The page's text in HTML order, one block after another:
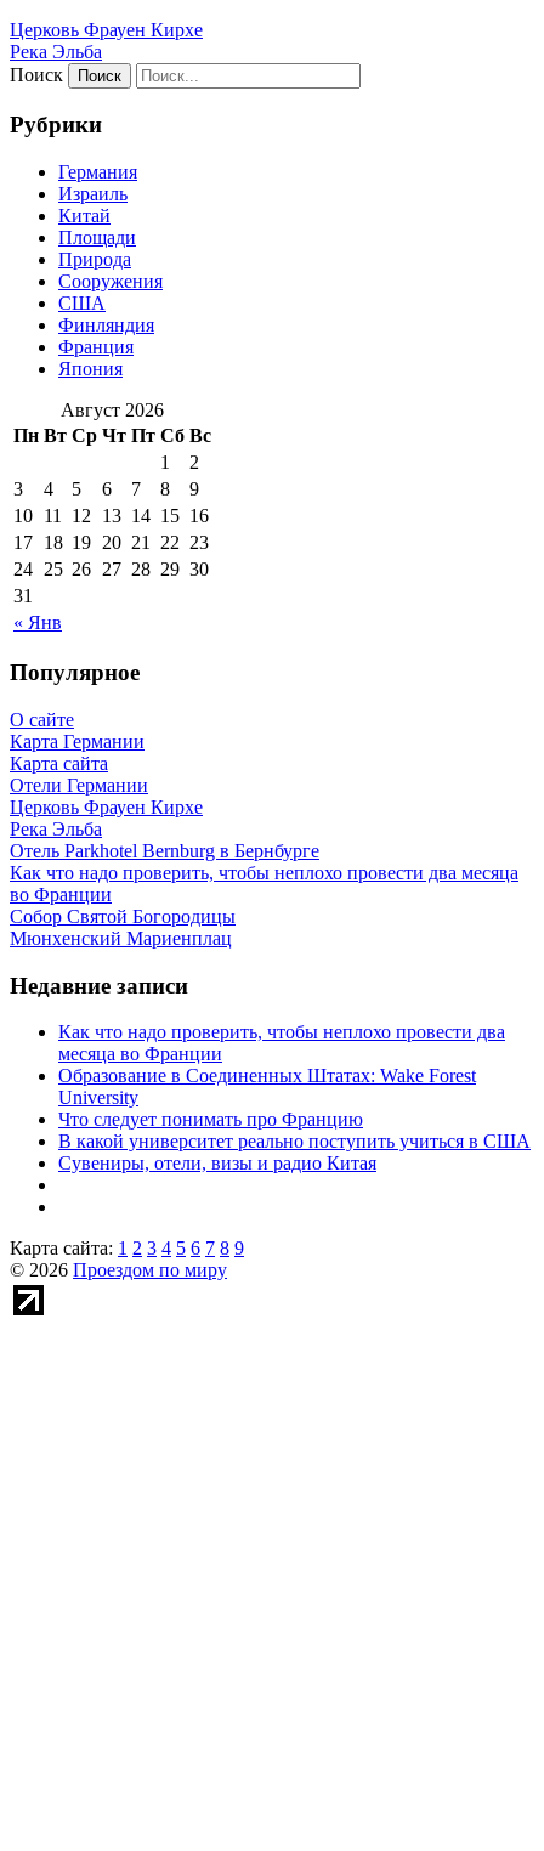
Церковь Фрауен Кирхе
Река Эльба
Поиск
Рубрики
Германия
Израиль
Китай
Площади
Природа
Сооружения
США
Финляндия
Франция
Япония
Август 2026
Пн Вт Ср Чт Пт Сб Вс
« Янв
1
2
3
4 5 6 7 8
9
10 11 12 13 14 15 16
17 18 19 20 21 22 23
24 25 26 27 28 29 30
31
Популярное
О сайте
Карта Германии
Карта сайта
Отели Германии
Церковь Фрауен Кирхе
Река Эльба
Отель Parkhotel Bernburg в Бернбурге
Как что надо проверить, чтобы неплохо провести два месяца
во Франции
Собор Святой Богородицы
Мюнхенский Мариенплац
Недавние записи
Как что надо проверить, чтобы неплохо провести два
месяца во Франции
Образование в Соединенных Штатах: Wake Forest
University
Что следует понимать про Францию
В какой университет реально поступить учиться в США
Сувениры, отели, визы и радио Китая
Карта сайта: 1 2 3 4 5 6 7 8 9
© 2026 Проездом по миру